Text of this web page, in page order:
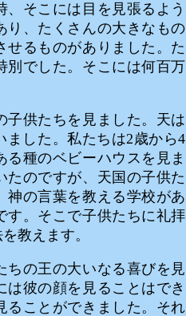
、そこには目を見張るよ
り、たくさんの大きなも
せるものがありました。
別でした。そこには何百
子供たちを見ました。天
ました。私たちは2歳から
る種のベビーハウスを見
たのですが、天国の子供
神の言葉を教える学校が
す。そこで子供たちに礼
教えます。
ちの王の大いなる喜びを
は彼の顔を見ることはで
ることができました。そ